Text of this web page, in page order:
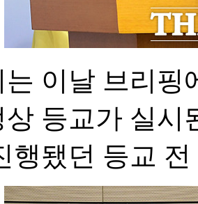
이날 브리핑
상 등교가 실시
행됐던 등교